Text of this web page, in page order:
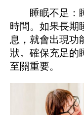
睡眠不足：睡
時間。如果長期
息，就會出現功
狀。確保充足的
至關重要。